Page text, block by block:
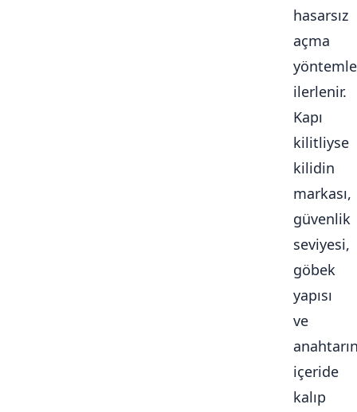
hasarsız
açma
ilerlenir.
Kapı
kilitliyse
kilidin
markası,
güvenlik
seviyesi,
göbek
yapısı
ve
içeride
kalıp